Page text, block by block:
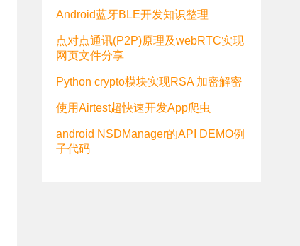
Android蓝牙BLE开发知识整理
点对点通讯(P2P)原理及webRTC实现
网页文件分享
Python crypto模块实现RSA 加密解密
使用Airtest超快速开发App爬虫
android NSDManager的API DEMO例
子代码